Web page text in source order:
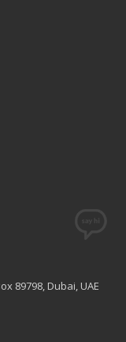
89798, Dubai, UAE